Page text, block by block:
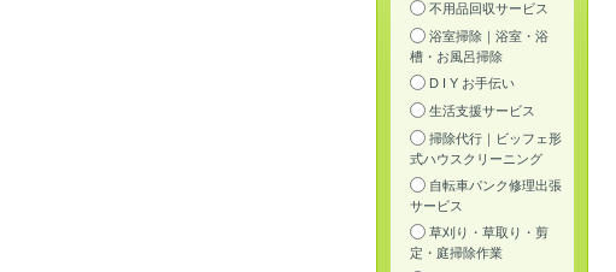
不用品回収サービス
浴室掃除｜浴室・浴
槽・お風呂掃除
D I Y お手伝い
生活支援サービス
掃除代行｜ビッフェ形
式ハウスクリーニング
自転車パンク修理出張
サービス
草刈り・草取り・剪
定・庭掃除作業